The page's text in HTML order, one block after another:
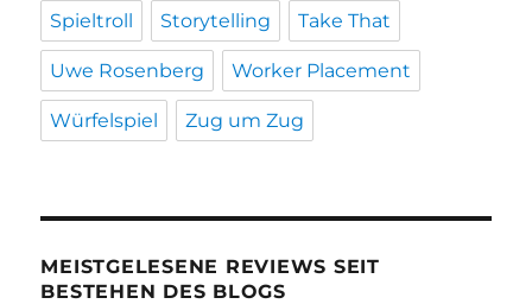
Spieltroll Storytelling Take That
Uwe Rosenberg Worker Placement
Würfelspiel Zug um Zug
MEISTGELESENE REVIEWS SEIT
BESTEHEN DES BLOGS